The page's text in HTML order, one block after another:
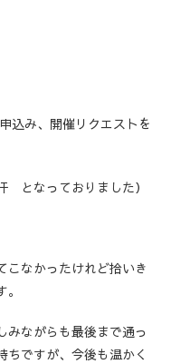
込み、開催リクエストを
となっておりました）
こなかったけれど拾いき
みながらも最後まで通っ
ちですが、今後も温かく